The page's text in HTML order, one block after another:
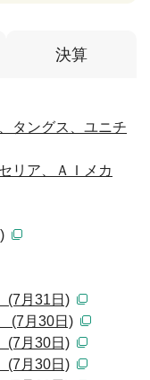
決算
タングス、ユニチ
リア、ＡＩメカ
(7月31日)
(7月30日)
(7月30日)
(7月30日)